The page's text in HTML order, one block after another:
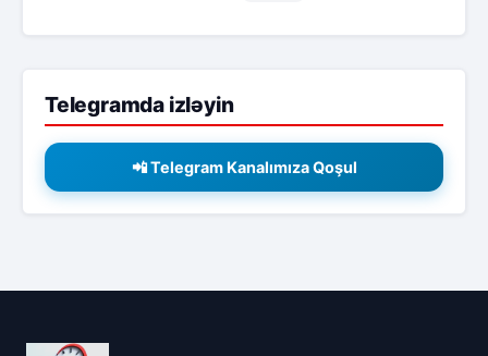
Telegramda izləyin
📲 Telegram Kanalımıza Qoşul